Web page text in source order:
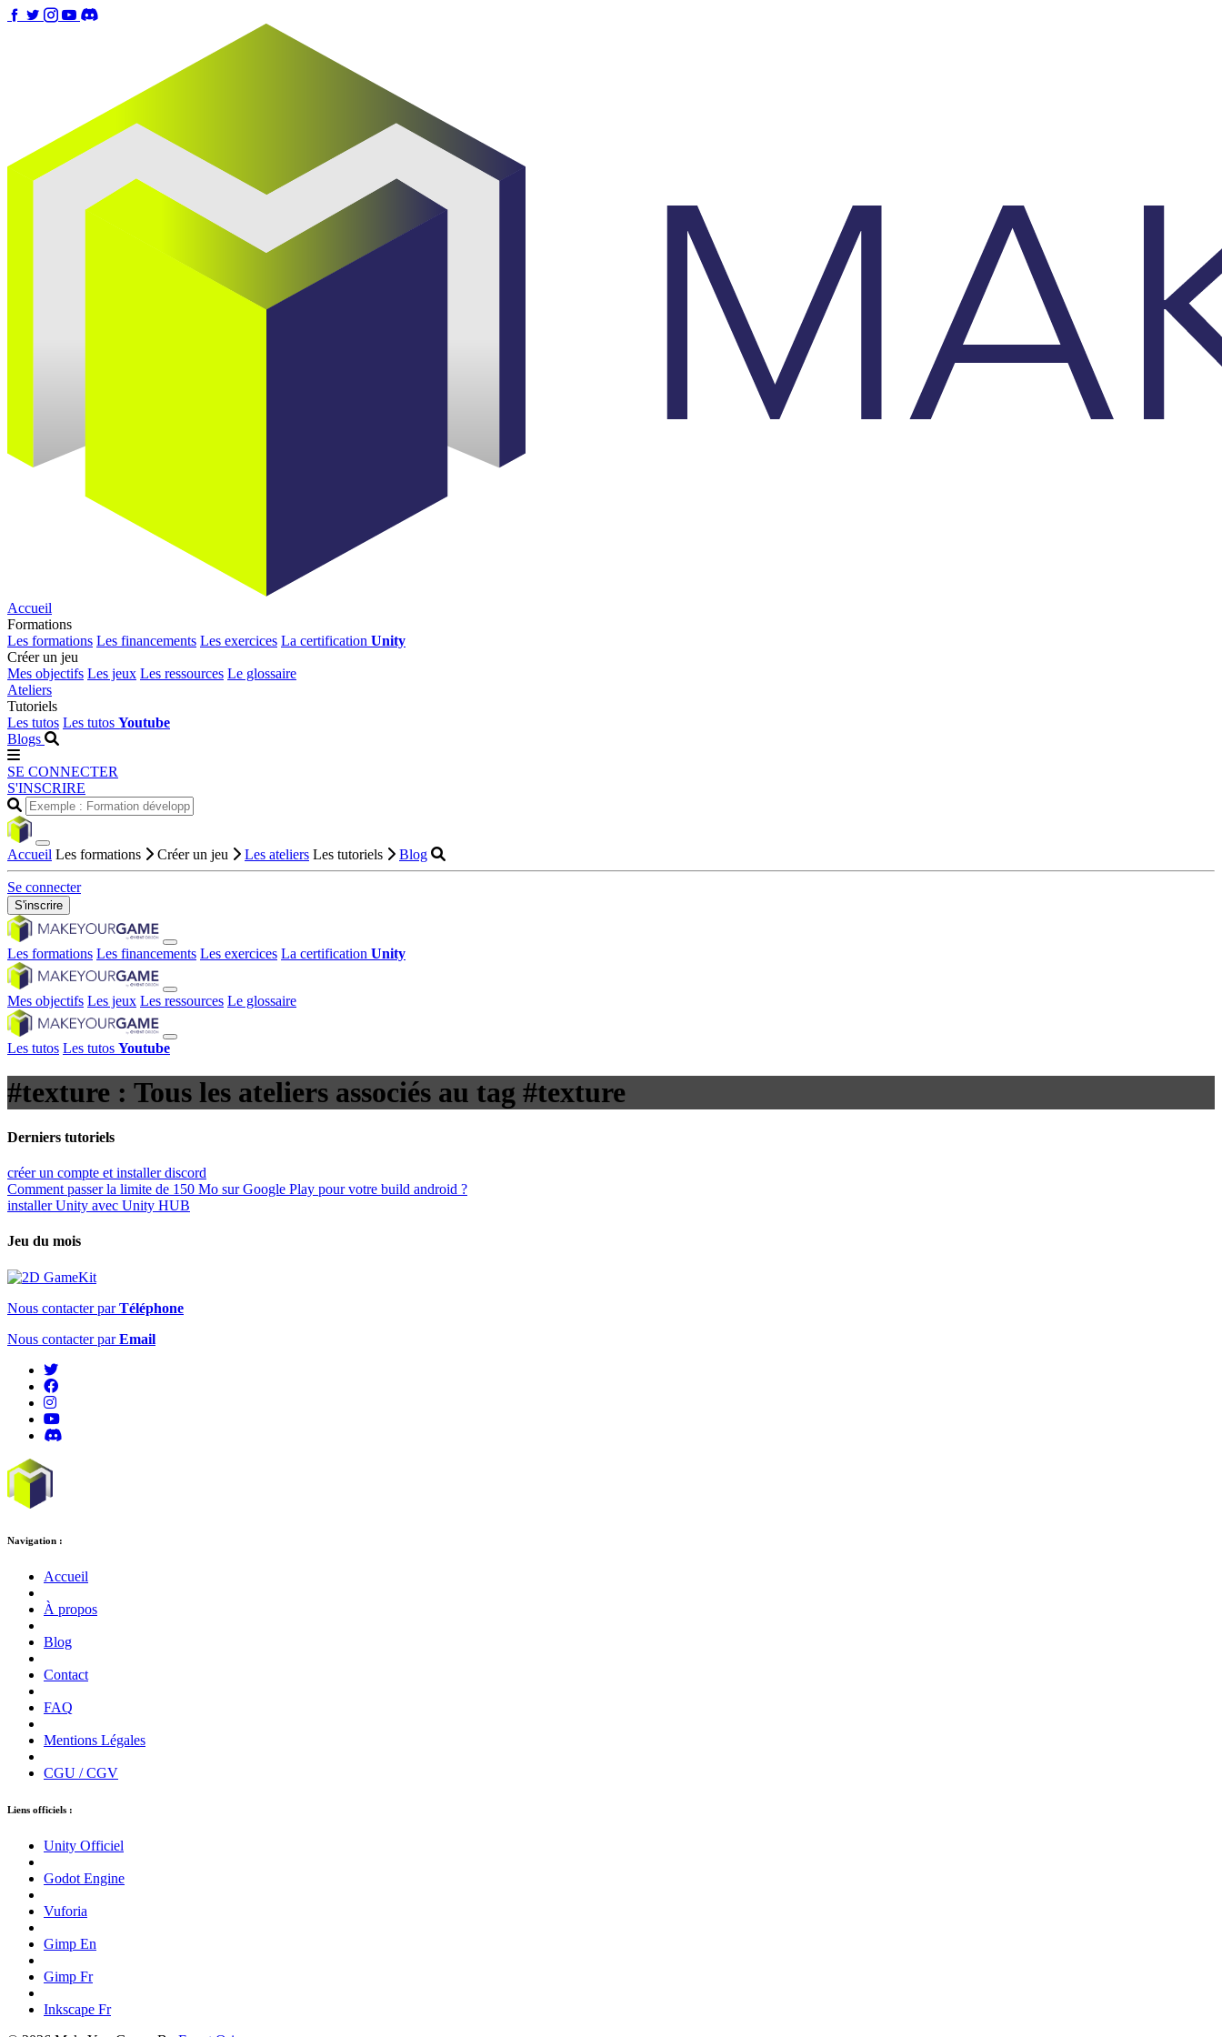
Accueil
Formations
Les formations Les financements Les exercices La certification Unity
Créer un jeu
Mes objectifs Les jeux Les ressources Le glossaire
Ateliers
Tutoriels
Les tutos Les tutos Youtube
Blogs
SE CONNECTER
S'INSCRIRE
Accueil Les formations Créer un jeu Les ateliers Les tutoriels Blog
Se connecter
S'inscrire
Les formations Les financements Les exercices La certification Unity
Mes objectifs Les jeux Les ressources Le glossaire
Les tutos Les tutos Youtube
#texture : Tous les ateliers associés au tag #texture
Derniers tutoriels
créer un compte et installer discord
Comment passer la limite de 150 Mo sur Google Play pour votre build android ?
installer Unity avec Unity HUB
Jeu du mois
Nous contacter parTéléphone
Nous contacter parEmail
Navigation :
Accueil
À propos
Blog
Contact
FAQ
Mentions Légales
CGU / CGV
Liens officiels :
Unity Officiel
Godot Engine
Vuforia
Gimp En
Gimp Fr
Inkscape Fr